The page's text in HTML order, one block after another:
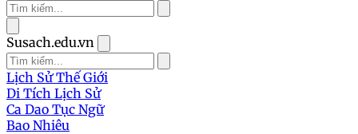
Susach.edu.vn
Lịch Sử Thế Giới
Di Tích Lịch Sử
Ca Dao Tục Ngữ
Bao Nhiêu